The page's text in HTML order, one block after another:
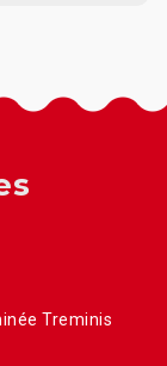
Treminis